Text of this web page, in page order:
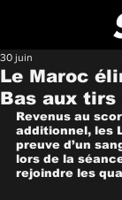
Le Maroc
Bas aux tirs
30 juin
Revenus au
additionnel, les
preuve d’un
lors de la
rejoindre les